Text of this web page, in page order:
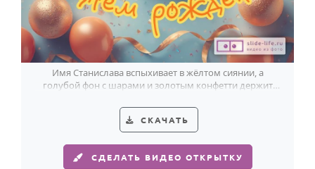
Имя Станислава вспыхивает в жёлтом сиянии, а
голубой фон с шарами и золотым конфетти держит
СКАЧАТЬ
СДЕЛАТЬ ВИДЕО ОТКРЫТКУ